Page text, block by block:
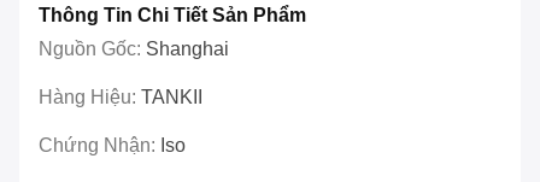
Thông Tin Chi Tiết Sản Phẩm
Nguồn Gốc: Shanghai
Hàng Hiệu: TANKII
Chứng Nhận: Iso